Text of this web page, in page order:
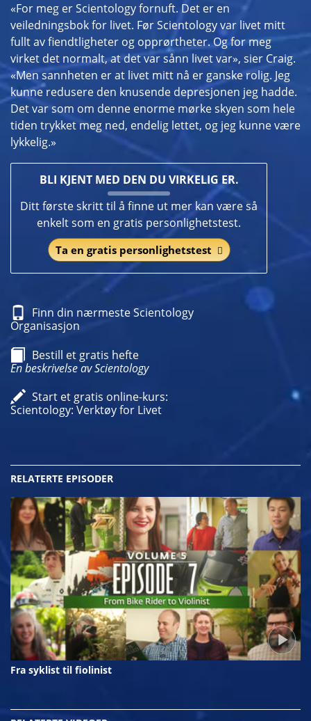
«For meg er Scientology fornuft. Det er en
veiledningsbok for livet. Før Scientology var livet mitt
fullt av fiendtligheter og opprørtheter. Og for meg
virket det normalt, at det var sånn livet var», sier Craig.
«Men sannheten er at livet mitt nå er ganske rolig. Jeg
kunne redusere den knusende depresjonen jeg hadde.
Det var som om denne enorme mørke skyen som hele
tiden trykket meg ned, endelig lettet, og jeg kunne være
lykkelig.»
BLI KJENT MED DEN DU VIRKELIG ER.
Ditt første skritt til å finne ut mer kan være så
enkelt som en gratis personlighetstest.
Ta en gratis personlighetstest
Finn din nærmeste Scientology
Organisasjon
Bestill et gratis hefte
En beskrivelse av Scientology
Start et gratis online-kurs:
Scientology: Verktøy for Livet
RELATERTE EPISODER
Fra syklist til fiolinist